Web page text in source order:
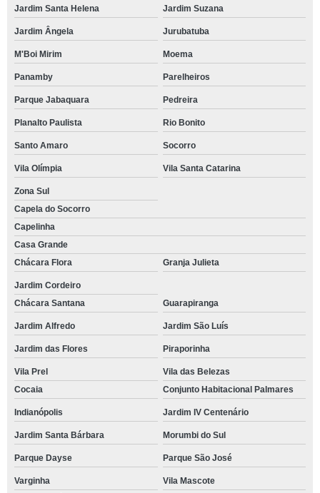
Jardim Santa Helena Jardim Suzana
Jardim Ângela Jurubatuba
M'Boi Mirim Moema
Panamby Parelheiros
Parque Jabaquara Pedreira
Planalto Paulista Rio Bonito
Santo Amaro Socorro
Vila Olímpia Vila Santa Catarina
Zona Sul
Capela do Socorro
Capelinha
Casa Grande
Chácara Flora
Granja Julieta
Jardim Cordeiro
Chácara Santana
Guarapiranga
Jardim Alfredo Jardim São Luís
Jardim das Flores Piraporinha
Vila Prel
Vila das Belezas
Cocaia
Conjunto Habitacional Palmares
Indianópolis Jardim IV Centenário
Jardim Santa Bárbara Morumbi do Sul
Parque Dayse Parque São José
Varginha
Vila Mascote